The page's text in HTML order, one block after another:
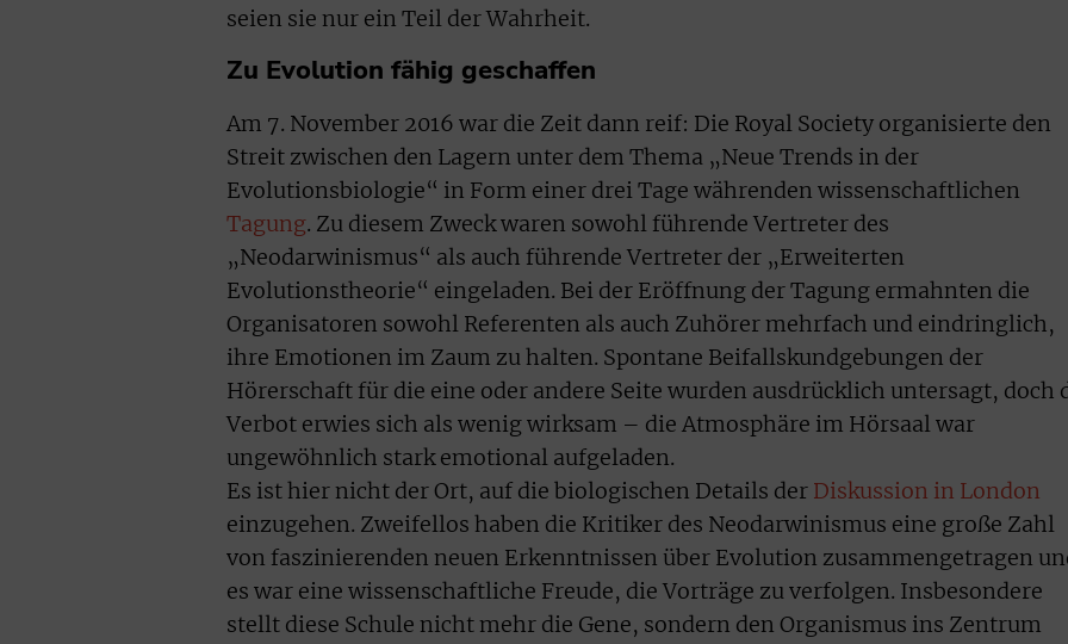
seien sie nur ein Teil der Wahrheit.
Zu Evolution fähig geschaffen
Am 7. November 2016 war die Zeit dann reif: Die Royal Society organisierte den
Streit zwischen den Lagern unter dem Thema „Neue Trends in der
Evolutionsbiologie“ in Form einer drei Tage währenden wissenschaftlichen
Tagung. Zu diesem Zweck waren sowohl führende Vertreter des
„Neodarwinismus“ als auch führende Vertreter der „Erweiterten
Evolutionstheorie“ eingeladen. Bei der Eröffnung der Tagung ermahnten die
Organisatoren sowohl Referenten als auch Zuhörer mehrfach und eindringlich,
ihre Emotionen im Zaum zu halten. Spontane Beifallskundgebungen der
Hörerschaft für die eine oder andere Seite wurden ausdrücklich untersagt, doch
Verbot erwies sich als wenig wirksam – die Atmosphäre im Hörsaal war
ungewöhnlich stark emotional aufgeladen.
Es ist hier nicht der Ort, auf die biologischen Details der Diskussion in London
einzugehen. Zweifellos haben die Kritiker des Neodarwinismus eine große Zahl
von faszinierenden neuen Erkenntnissen über Evolution zusammengetragen
es war eine wissenschaftliche Freude, die Vorträge zu verfolgen. Insbesondere
stellt diese Schule nicht mehr die Gene, sondern den Organismus ins Zentrum